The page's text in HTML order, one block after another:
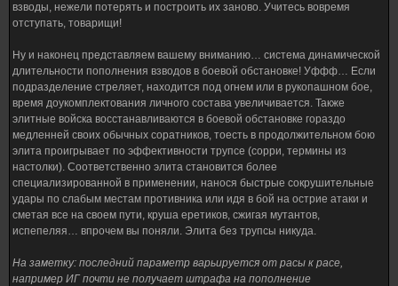
взводы, нежели потерять и построить их заново. Учитесь вовремя
отступать, товарищи!
Ну и наконец представляем вашему вниманию… система динамической
длительности пополнения взводов в боевой обстановке! Уффф… Если
подразделение стреляет, находится под огнем или в рукопашном бое,
время доукомплектования личного состава увеличивается. Также
элитные войска восстанавливаются в боевой обстановке гораздо
медленней своих обычных соратников, тоесть в продолжительном бою
элита проигрывает по эффективности трупсе (сорри, термины из
настолки). Соответственно элита становится более
специализированной в применении, нанося быстрые сокрушительные
удары по слабым местам противника или идя в бой на острие атаки и
сметая все на своем пути, круша еретиков, сжигая мутантов,
испепеляя… впрочем вы поняли. Элита без трупсы никуда.
На заметку: последний параметр варьируется от расы к расе,
например ИГ почти не получает штрафа на пополнение